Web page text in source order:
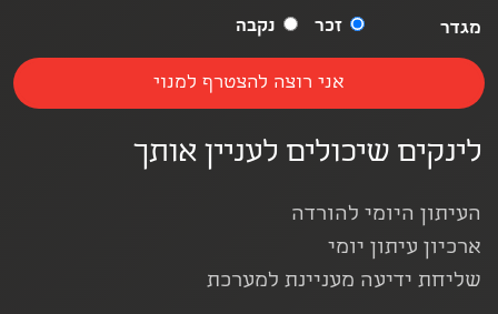
מגדר
זכר נקבה
לינקים שיכולים לעניין אותך
העיתון היומי להורדה
ארכיון עיתון יומי
שליחת ידיעה מעניינת למערכת